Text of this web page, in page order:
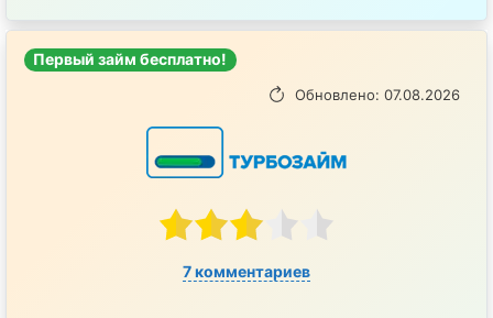
Первый займ бесплатно!
Обновлено: 07.08.2026
7 комментариев